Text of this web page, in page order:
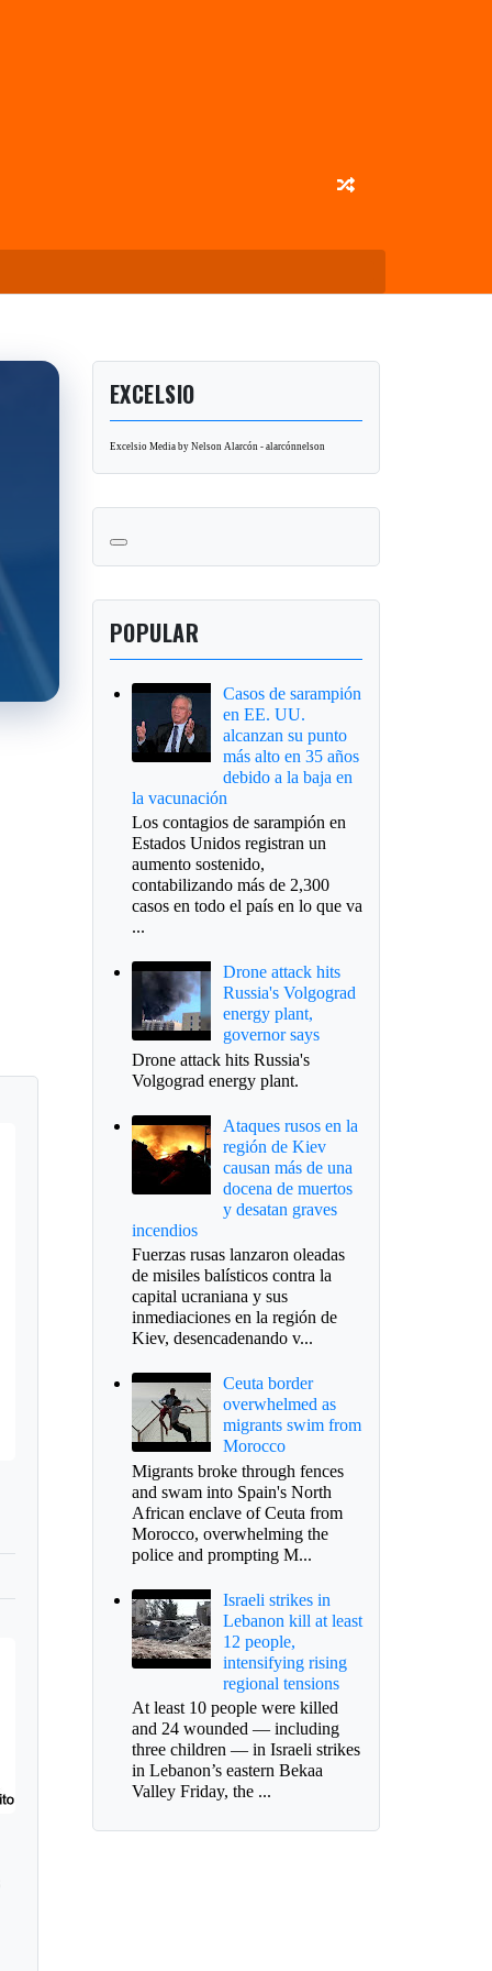
EXCELSIO
Excelsio Media by Nelson Alarcón - alarcónnelson
POPULAR
Casos de sarampión
en EE. UU.
alcanzan su punto
más alto en 35 años
debido a la baja en
la vacunación
Los contagios de sarampión en
Estados Unidos registran un
aumento sostenido,
contabilizando más de 2,300
casos en todo el país en lo que va
...
Drone attack hits
Russia's Volgograd
energy plant,
governor says
Drone attack hits Russia's
Volgograd energy plant.
Ataques rusos en la
región de Kiev
causan más de una
docena de muertos
y desatan graves
incendios
Fuerzas rusas lanzaron oleadas
de misiles balísticos contra la
capital ucraniana y sus
inmediaciones en la región de
Kiev, desencadenando v...
Ceuta border
overwhelmed as
migrants swim from
Morocco
Migrants broke through fences
and swam into Spain's North
African enclave of Ceuta from
Morocco, overwhelming the
police and prompting M...
Israeli strikes in
Lebanon kill at least
12 people,
intensifying rising
regional tensions
At least 10 people were killed
and 24 wounded — including
three children — in Israeli strikes
in Lebanon’s eastern Bekaa
Valley Friday, the ...